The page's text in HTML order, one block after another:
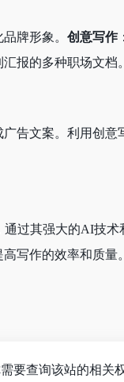
牌形象。 创意写作
报的多种职场文档。
告文案。利用创
过其强大的AI技
写作的效率和质量。
要查询该站的相关